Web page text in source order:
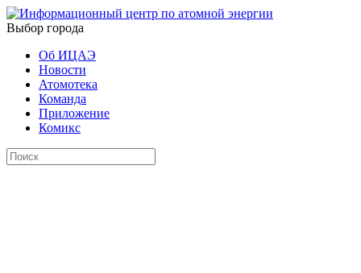
Выбор города
Об ИЦАЭ
Новости
Атомотека
Команда
Приложение
Комикс